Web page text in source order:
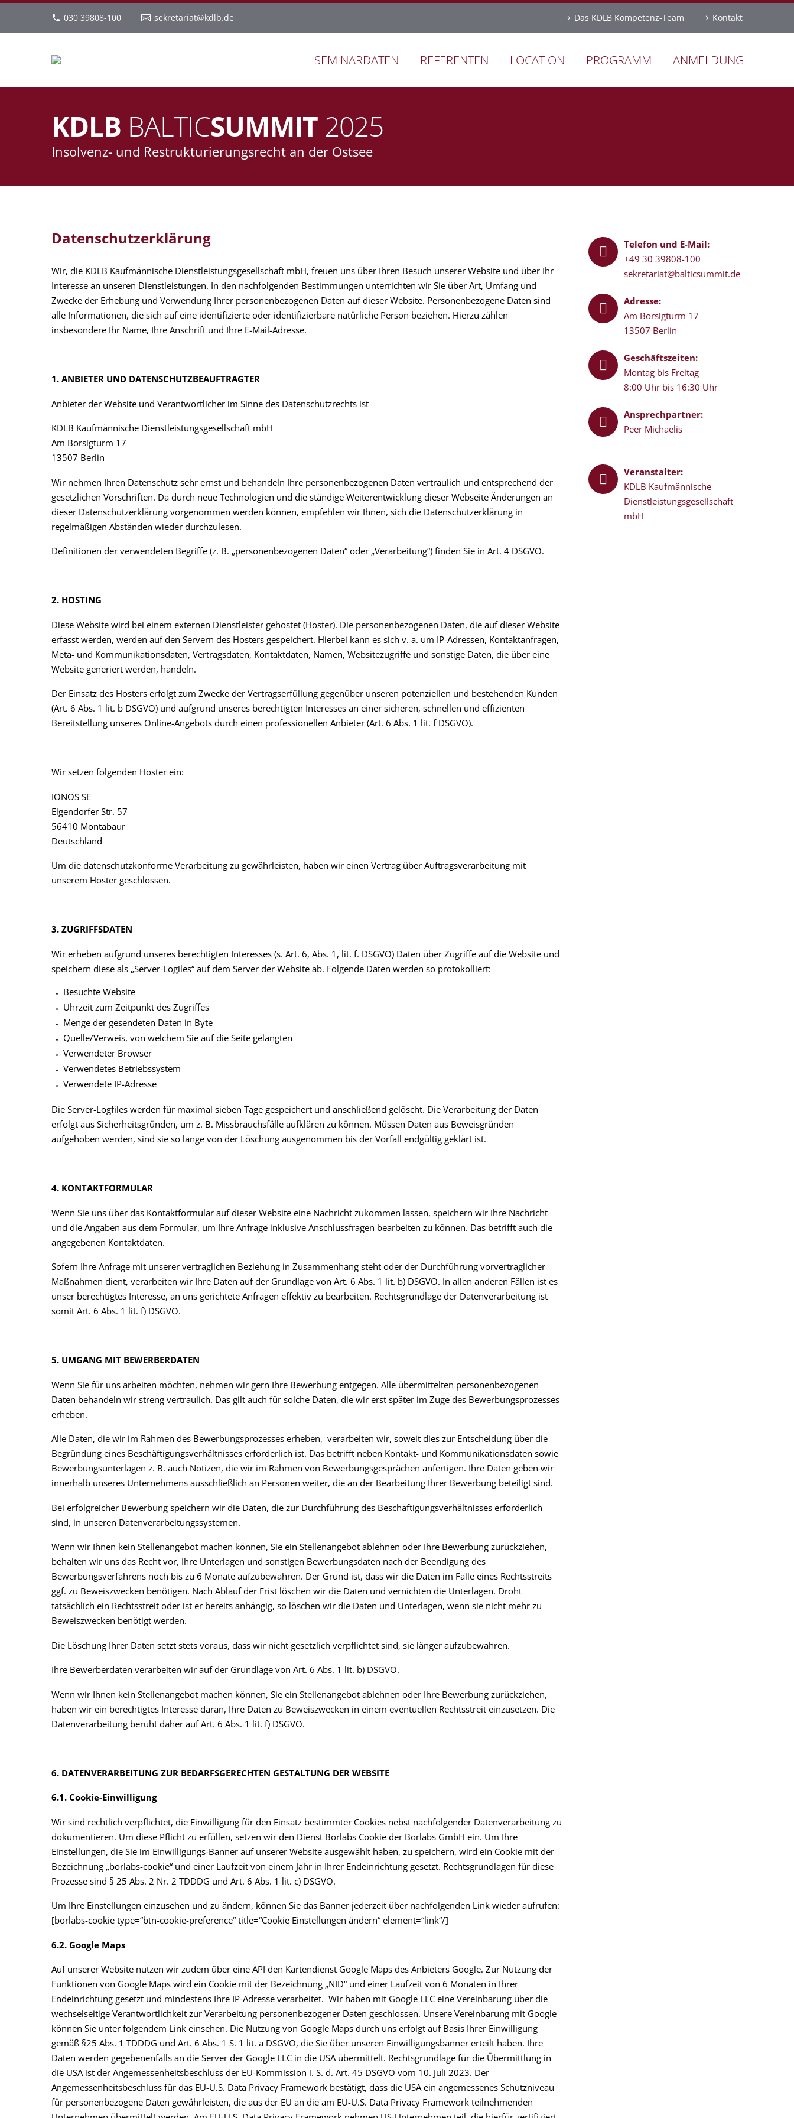
030 39808-100 sekretariat@kdlb.de Das KDLB Kompetenz-Team Kontakt
SEMINARDATEN REFERENTEN LOCATION PROGRAMM ANMELDUNG
KDLB BALTICSUMMIT 2025
Insolvenz- und Restrukturierungsrecht an der Ostsee
Datenschutzerklärung
Wir, die KDLB Kaufmännische Dienstleistungsgesellschaft mbH, freuen uns über Ihren Besuch unserer Website und über Ihr
Interesse an unseren Dienstleistungen. In den nachfolgenden Bestimmungen unterrichten wir Sie über Art, Umfang und
Zwecke der Erhebung und Verwendung Ihrer personenbezogenen Daten auf dieser Website. Personenbezogene Daten sind
alle Informationen, die sich auf eine identifizierte oder identifizierbare natürliche Person beziehen. Hierzu zählen
insbesondere Ihr Name, Ihre Anschrift und Ihre E-Mail-Adresse.
1. ANBIETER UND DATENSCHUTZBEAUFTRAGTER
Anbieter der Website und Verantwortlicher im Sinne des Datenschutzrechts ist
KDLB Kaufmännische Dienstleistungsgesellschaft mbH
Am Borsigturm 17
13507 Berlin
Wir nehmen Ihren Datenschutz sehr ernst und behandeln Ihre personenbezogenen Daten vertraulich und entsprechend der
gesetzlichen Vorschriften. Da durch neue Technologien und die ständige Weiterentwicklung dieser Webseite Änderungen an
dieser Datenschutzerklärung vorgenommen werden können, empfehlen wir Ihnen, sich die Datenschutzerklärung in
regelmäßigen Abständen wieder durchzulesen.
Definitionen der verwendeten Begriffe (z. B. „personenbezogenen Daten“ oder „Verarbeitung“) finden Sie in Art. 4 DSGVO.
2. HOSTING
Diese Website wird bei einem externen Dienstleister gehostet (Hoster). Die personenbezogenen Daten, die auf dieser Website
erfasst werden, werden auf den Servern des Hosters gespeichert. Hierbei kann es sich v. a. um IP-Adressen, Kontaktanfragen,
Meta- und Kommunikationsdaten, Vertragsdaten, Kontaktdaten, Namen, Websitezugriffe und sonstige Daten, die über eine
Website generiert werden, handeln.
Der Einsatz des Hosters erfolgt zum Zwecke der Vertragserfüllung gegenüber unseren potenziellen und bestehenden Kunden
(Art. 6 Abs. 1 lit. b DSGVO) und aufgrund unseres berechtigten Interesses an einer sicheren, schnellen und effizienten
Bereitstellung unseres Online-Angebots durch einen professionellen Anbieter (Art. 6 Abs. 1 lit. f DSGVO).
Wir setzen folgenden Hoster ein:
IONOS SE
Elgendorfer Str. 57
56410 Montabaur
Deutschland
Um die datenschutzkonforme Verarbeitung zu gewährleisten, haben wir einen Vertrag über Auftragsverarbeitung mit
unserem Hoster geschlossen.
3. ZUGRIFFSDATEN
Wir erheben aufgrund unseres berechtigten Interesses (s. Art. 6, Abs. 1, lit. f. DSGVO) Daten über Zugriffe auf die Website und
speichern diese als „Server-Logiles“ auf dem Server der Website ab. Folgende Daten werden so protokolliert:
Besuchte Website
Uhrzeit zum Zeitpunkt des Zugriffes
Menge der gesendeten Daten in Byte
Quelle/Verweis, von welchem Sie auf die Seite gelangten
Verwendeter Browser
Verwendetes Betriebssystem
Verwendete IP-Adresse
Die Server-Logfiles werden für maximal sieben Tage gespeichert und anschließend gelöscht. Die Verarbeitung der Daten
erfolgt aus Sicherheitsgründen, um z. B. Missbrauchsfälle aufklären zu können. Müssen Daten aus Beweisgründen
aufgehoben werden, sind sie so lange von der Löschung ausgenommen bis der Vorfall endgültig geklärt ist.
4. KONTAKTFORMULAR
Wenn Sie uns über das Kontaktformular auf dieser Website eine Nachricht zukommen lassen, speichern wir Ihre Nachricht
und die Angaben aus dem Formular, um Ihre Anfrage inklusive Anschlussfragen bearbeiten zu können. Das betrifft auch die
angegebenen Kontaktdaten.
Sofern Ihre Anfrage mit unserer vertraglichen Beziehung in Zusammenhang steht oder der Durchführung vorvertraglicher
Maßnahmen dient, verarbeiten wir Ihre Daten auf der Grundlage von Art. 6 Abs. 1 lit. b) DSGVO. In allen anderen Fällen ist es
unser berechtigtes Interesse, an uns gerichtete Anfragen effektiv zu bearbeiten. Rechtsgrundlage der Datenverarbeitung ist
somit Art. 6 Abs. 1 lit. f) DSGVO.
5. UMGANG MIT BEWERBERDATEN
Wenn Sie für uns arbeiten möchten, nehmen wir gern Ihre Bewerbung entgegen. Alle übermittelten personenbezogenen
Daten behandeln wir streng vertraulich. Das gilt auch für solche Daten, die wir erst später im Zuge des Bewerbungsprozesses
erheben.
Alle Daten, die wir im Rahmen des Bewerbungsprozesses erheben, verarbeiten wir, soweit dies zur Entscheidung über die
Begründung eines Beschäftigungsverhältnisses erforderlich ist. Das betrifft neben Kontakt- und Kommunikationsdaten sowie
Bewerbungsunterlagen z. B. auch Notizen, die wir im Rahmen von Bewerbungsgesprächen anfertigen. Ihre Daten geben wir
innerhalb unseres Unternehmens ausschließlich an Personen weiter, die an der Bearbeitung Ihrer Bewerbung beteiligt sind.
Bei erfolgreicher Bewerbung speichern wir die Daten, die zur Durchführung des Beschäftigungsverhältnisses erforderlich
sind, in unseren Datenverarbeitungssystemen.
Wenn wir Ihnen kein Stellenangebot machen können, Sie ein Stellenangebot ablehnen oder Ihre Bewerbung zurückziehen,
behalten wir uns das Recht vor, Ihre Unterlagen und sonstigen Bewerbungsdaten nach der Beendigung des
Bewerbungsverfahrens noch bis zu 6 Monate aufzubewahren. Der Grund ist, dass wir die Daten im Falle eines Rechtsstreits
ggf. zu Beweiszwecken benötigen. Nach Ablauf der Frist löschen wir die Daten und vernichten die Unterlagen. Droht
tatsächlich ein Rechtsstreit oder ist er bereits anhängig, so löschen wir die Daten und Unterlagen, wenn sie nicht mehr zu
Beweiszwecken benötigt werden.
Die Löschung Ihrer Daten setzt stets voraus, dass wir nicht gesetzlich verpflichtet sind, sie länger aufzubewahren.
Ihre Bewerberdaten verarbeiten wir auf der Grundlage von Art. 6 Abs. 1 lit. b) DSGVO.
Wenn wir Ihnen kein Stellenangebot machen können, Sie ein Stellenangebot ablehnen oder Ihre Bewerbung zurückziehen,
haben wir ein berechtigtes Interesse daran, Ihre Daten zu Beweiszwecken in einem eventuellen Rechtsstreit einzusetzen. Die
Datenverarbeitung beruht daher auf Art. 6 Abs. 1 lit. f) DSGVO.
6. DATENVERARBEITUNG ZUR BEDARFSGERECHTEN GESTALTUNG DER WEBSITE
6.1. Cookie-Einwilligung
Wir sind rechtlich verpflichtet, die Einwilligung für den Einsatz bestimmter Cookies nebst nachfolgender Datenverarbeitung zu
dokumentieren. Um diese Pflicht zu erfüllen, setzen wir den Dienst Borlabs Cookie der Borlabs GmbH ein. Um Ihre
Einstellungen, die Sie im Einwilligungs-Banner auf unserer Website ausgewählt haben, zu speichern, wird ein Cookie mit der
Bezeichnung „borlabs-cookie“ und einer Laufzeit von einem Jahr in Ihrer Endeinrichtung gesetzt. Rechtsgrundlagen für diese
Prozesse sind § 25 Abs. 2 Nr. 2 TDDDG und Art. 6 Abs. 1 lit. c) DSGVO.
Um Ihre Einstellungen einzusehen und zu ändern, können Sie das Banner jederzeit über nachfolgenden Link wieder aufrufen:
[borlabs-cookie type=“btn-cookie-preference“ title=“Cookie Einstellungen ändern“ element=“link“/]
6.2. Google Maps
Auf unserer Website nutzen wir zudem über eine API den Kartendienst Google Maps des Anbieters Google. Zur Nutzung der
Funktionen von Google Maps wird ein Cookie mit der Bezeichnung „NID“ und einer Laufzeit von 6 Monaten in Ihrer
Endeinrichtung gesetzt und mindestens Ihre IP-Adresse verarbeitet. Wir haben mit Google LLC eine Vereinbarung über die
wechselseitige Verantwortlichkeit zur Verarbeitung personenbezogener Daten geschlossen. Unsere Vereinbarung mit Google
können Sie unter folgendem Link einsehen. Die Nutzung von Google Maps durch uns erfolgt auf Basis Ihrer Einwilligung
gemäß §25 Abs. 1 TDDDG und Art. 6 Abs. 1 S. 1 lit. a DSGVO, die Sie über unseren Einwilligungsbanner erteilt haben. Ihre
Daten werden gegebenenfalls an die Server der Google LLC in die USA übermittelt. Rechtsgrundlage für die Übermittlung in
die USA ist der Angemessenheitsbeschluss der EU-Kommission i. S. d. Art. 45 DSGVO vom 10. Juli 2023. Der
Angemessenheitsbeschluss für das EU-U.S. Data Privacy Framework bestätigt, dass die USA ein angemessenes Schutzniveau
für personenbezogene Daten gewährleisten, die aus der EU an die am EU-U.S. Data Privacy Framework teilnehmenden


Telefon und E-Mail:
+49 30 39808-100
sekretariat@balticsummit.de


Adresse:
Am Borsigturm 17
13507 Berlin


Geschäftszeiten:
Montag bis Freitag
8:00 Uhr bis 16:30 Uhr


Ansprechpartner:
Peer Michaelis


Veranstalter:
KDLB Kaufmännische
Dienstleistungsgesellschaft
mbH